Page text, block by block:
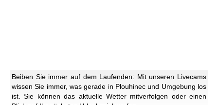
Beiben Sie immer auf dem Laufenden: Mit unseren Livecams
wissen Sie immer, was gerade in Plouhinec und Umgebung los
ist. Sie können das aktuelle Wetter mitverfolgen oder einen